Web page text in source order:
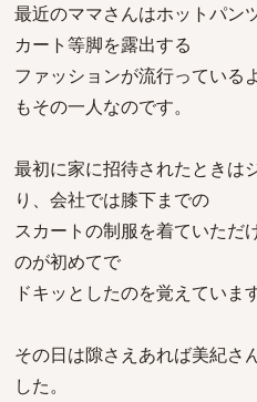
最近のママさんはホットパン
カート等脚を露出する
ファッションが流行っている
もその一人なのです。
最初に家に招待されたときは
り、会社では膝下までの
スカートの制服を着ていただ
のが初めてで
ドキッとしたのを覚えています
その日は隙さえあれば美紀さ
した。